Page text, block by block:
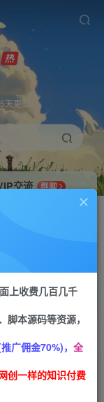
天更新
交流
群聊
研究探讨更多创业项目路子。
下载
GO
入600+，轻
源）
上收费几百几千
本源码等资源，
广佣金70%)， 全
创一样的知识付费